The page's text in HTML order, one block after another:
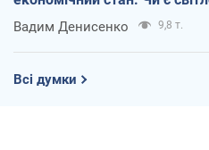
Вадим Денисенко 9,8 т.
Всі думки